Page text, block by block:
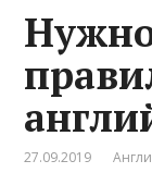
27.09.2019